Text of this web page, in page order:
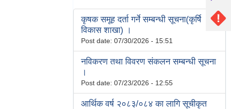
कृषक समूह दर्ता गर्ने सम्बन्धी सूचना(कृर्षि
विकास शाखा) ।
Post date: 07/30/2026 - 15:51
नविकरण तथा विवरण संकलन सम्बन्धी सूचना
।
Post date: 07/23/2026 - 12:55
आर्थिक वर्ष २०८३/०८४ का लागि सूचीकृत